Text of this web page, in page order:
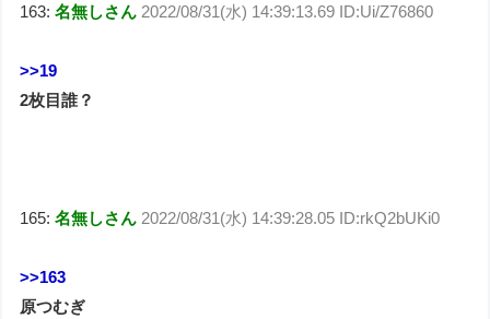
163:名無しさん 2022/08/31(水) 14:39:13.69 ID:Ui/Z76860
>>19
2枚目誰？
165:名無しさん 2022/08/31(水) 14:39:28.05 ID:rkQ2bUKi0
>>163
原つむぎ